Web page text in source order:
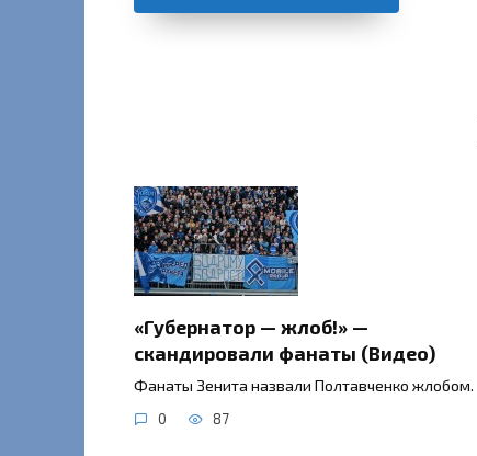
«Губернатор — жлоб!» —
скандировали фанаты (Видео)
Фанаты Зенита назвали Полтавченко жлобом.
0 87